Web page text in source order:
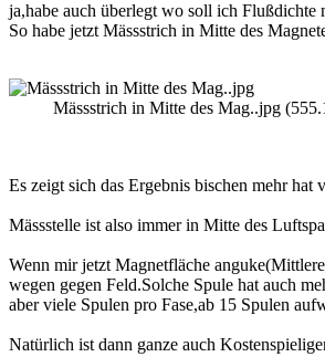
ja,habe auch überlegt wo soll ich Flußdichte
So habe jetzt Mässstrich in Mitte des
Mässstrich in Mitte des Mag..jpg
Es zeigt sich das Ergebnis bischen mehr
Mässstelle ist also immer in Mitte des
Wenn mir jetzt Magnetfläche
wegen gegen Feld.Solche Spule hat auch
aber viele Spulen pro Fase,ab 15 Spulen
Natürlich ist dann ganze auch